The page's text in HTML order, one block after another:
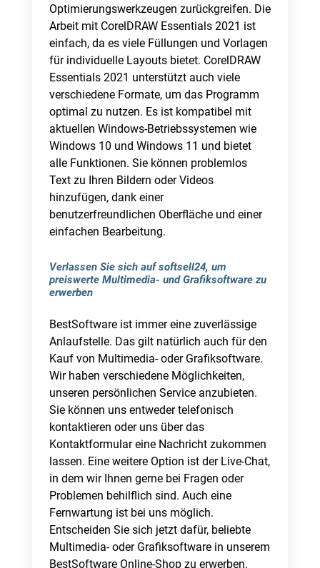
Optimierungswerkzeugen zurückgreifen. Die
Arbeit mit CorelDRAW Essentials 2021 ist
einfach, da es viele Füllungen und Vorlagen
für individuelle Layouts bietet. CorelDRAW
Essentials 2021 unterstützt auch viele
verschiedene Formate, um das Programm
optimal zu nutzen. Es ist kompatibel mit
aktuellen Windows-Betriebssystemen wie
Windows 10 und Windows 11 und bietet
alle Funktionen. Sie können problemlos
Text zu Ihren Bildern oder Videos
hinzufügen, dank einer
benutzerfreundlichen Oberfläche und einer
einfachen Bearbeitung.
Verlassen Sie sich auf softsell24, um
preiswerte Multimedia- und Grafiksoftware zu
erwerben
BestSoftware ist immer eine zuverlässige
Anlaufstelle. Das gilt natürlich auch für den
Kauf von Multimedia- oder Grafiksoftware.
Wir haben verschiedene Möglichkeiten,
unseren persönlichen Service anzubieten.
Sie können uns entweder telefonisch
kontaktieren oder uns über das
Kontaktformular eine Nachricht zukommen
lassen. Eine weitere Option ist der Live-Chat,
in dem wir Ihnen gerne bei Fragen oder
Problemen behilflich sind. Auch eine
Fernwartung ist bei uns möglich.
Entscheiden Sie sich jetzt dafür, beliebte
Multimedia- oder Grafiksoftware in unserem
BestSoftware Online-Shop zu erwerben.